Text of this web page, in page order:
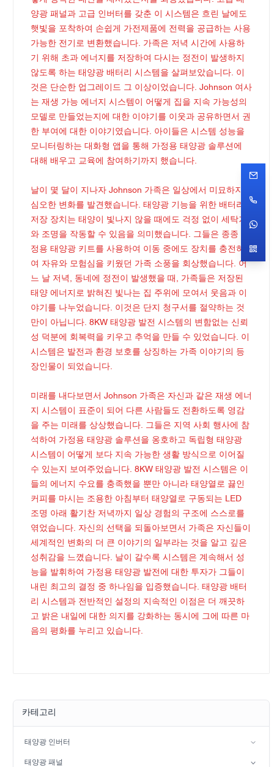
양광 패널과 고급 인버터를 갖춘 이 시스템은 흐린 날에도
햇빛을 포착하여 손쉽게 가전제품에 전력을 공급하는 사용
가능한 전기로 변환했습니다. 가족은 저녁 시간에 사용하
기 위해 초과 에너지를 저장하여 다시는 정전이 발생하지
않도록 하는 태양광 배터리 시스템을 살펴보았습니다. 이
것은 단순한 업그레이드 그 이상이었습니다. Johnson 여사
는 재생 가능 에너지 시스템이 어떻게 집을 지속 가능성의
모델로 만들었는지에 대한 이야기를 이웃과 공유하면서 권
한 부여에 대한 이야기였습니다. 아이들은 시스템 성능을
모니터링하는 대화형 앱을 통해 가정용 태양광 솔루션에
대해 배우고 교육에 참여하기까지 했습니다.
날이 몇 달이 지나자 Johnson 가족은 일상에서 미묘하지만
심오한 변화를 발견했습니다. 태양광 기능을 위한 배터리
저장 장치는 태양이 빛나지 않을 때에도 걱정 없이 세탁기
와 조명을 작동할 수 있음을 의미했습니다. 그들은 종종 가
정용 태양광 키트를 사용하여 이동 중에도 장치를 충전하
여 자유와 모험심을 키웠던 가족 소풍을 회상했습니다. 어
느 날 저녁, 동네에 정전이 발생했을 때, 가족들은 저장된
태양 에너지로 밝혀진 빛나는 집 주위에 모여서 웃음과 이
야기를 나누었습니다. 이것은 단지 청구서를 절약하는 것
만이 아닙니다. 8KW 태양광 발전 시스템의 변함없는 신뢰
성 덕분에 회복력을 키우고 추억을 만들 수 있었습니다. 이
시스템은 발전과 환경 보호를 상징하는 가족 이야기의 등
장인물이 되었습니다.
미래를 내다보면서 Johnson 가족은 자신과 같은 재생 에너
지 시스템이 표준이 되어 다른 사람들도 전환하도록 영감
을 주는 미래를 상상했습니다. 그들은 지역 사회 행사에 참
석하여 가정용 태양광 솔루션을 옹호하고 독립형 태양광
시스템이 어떻게 보다 지속 가능한 생활 방식으로 이어질
수 있는지 보여주었습니다. 8KW 태양광 발전 시스템은 이
들의 에너지 수요를 충족했을 뿐만 아니라 태양열로 끓인
커피를 마시는 조용한 아침부터 태양열로 구동되는 LED
조명 아래 활기찬 저녁까지 일상 경험의 구조에 스스로를
엮었습니다. 자신의 선택을 되돌아보면서 가족은 자신들이
세계적인 변화의 더 큰 이야기의 일부라는 것을 알고 깊은
성취감을 느꼈습니다. 날이 갈수록 시스템은 계속해서 성
능을 발휘하여 가정용 태양광 발전에 대한 투자가 그들이
내린 최고의 결정 중 하나임을 입증했습니다. 태양광 배터
리 시스템과 전반적인 설정의 지속적인 이점은 더 깨끗하
고 밝은 내일에 대한 의지를 강화하는 동시에 그에 따른 마
음의 평화를 누리고 있습니다.
카테고리
태양광 인버터
분상 인버터
태양광 패널